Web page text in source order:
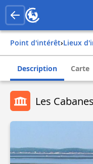
Point d'intérêt› Lieux
Description Carte
Les